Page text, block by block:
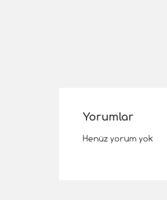
Yorumlar
Henüz yorum yok